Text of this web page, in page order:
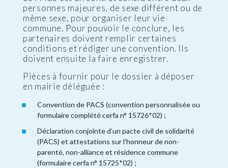
personnes majeures, de sexe différent ou de
même sexe, pour organiser leur vie
commune. Pour pouvoir le conclure, les
partenaires doivent remplir certaines
conditions et rédiger une convention. Ils
doivent ensuite la faire enregistrer.
Pièces à fournir pour le dossier à déposer
en mairie déléguée :
Convention de PACS (convention personnalisée ou
formulaire complété cerfa n° 15726*02) ;
Déclaration conjointe d’un pacte civil de solidarité
(PACS) et attestations sur l’honneur de non-
parenté, non-alliance et résidence commune
(formulaire cerfa n° 15725*02) ;